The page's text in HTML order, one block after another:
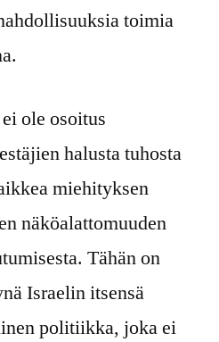
toimia
ole osoitus
halusta tuhosta
miehityksen
näköalattomuuden
Tähän on
Israelin itsensä
politiikka, joka ei